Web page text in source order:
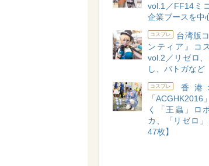
vol.1／FF14ミ
企業ブースを中
コスプレ
台湾版
ンティア』コ
vol.2／リゼロ
し、バトガなど
コスプレ
香港
「ACGHK2016
く「王蟲」ロ
カ、「リゼロ
47枚】